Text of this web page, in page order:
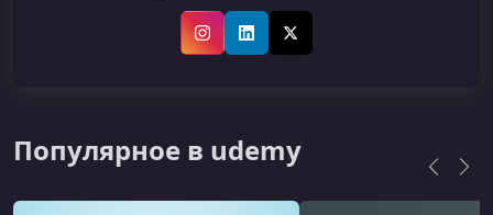
InstagramLinkedInX (Twitter)
Популярное в udemy